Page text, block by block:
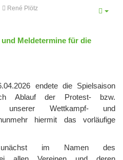
René Plötz
Meldetermine für die
endete die Spielsaison
Ablauf der Protest- bzw.
unserer Wettkampf- und
hiermit das vorläufige
im Namen des